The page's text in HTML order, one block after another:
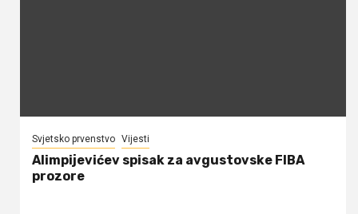
Svjetsko prvenstvo Vijesti
Alimpijevićev spisak za avgustovske FIBA
prozore